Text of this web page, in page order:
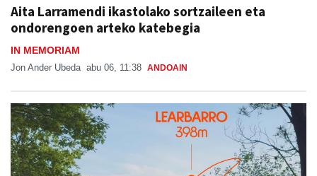
Aita Larramendi ikastolako sortzaileen eta
ondorengoen arteko katebegia
IN MEMORIAM
Jon Ander Ubeda abu 06, 11:38 ANDOAIN